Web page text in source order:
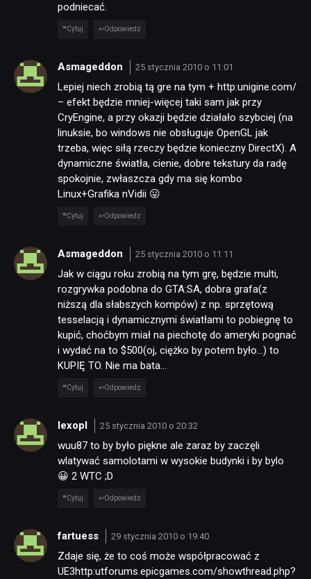
NEWSY
RECENZJE
PUBLICYSTYKA
KULTURA
TECHNOLOGIE
podniecać.
Cytuj Odpowiedz
Asmageddon 25 stycznia 2010 o 11:01
Lepiej niech zrobią tą gre na tym + http:unigine.com/
– efekt będzie mniej-więcej taki sam jak przy
CryEngine, a przy okazji będzie działało szybciej (na
linuksie, bo windows nie obsługuje OpenGL jak
trzeba, więc siłą rzeczy będzie konieczny DirectX). A
dynamiczne światła, cienie, dobre tekstury da radę
spokojnie, zwłaszcza gdy ma się kombo
Linux+Grafika nVidii 😛
Cytuj Odpowiedz
Asmageddon 25 stycznia 2010 o 11:11
Jak w ciągu roku zrobią na tym grę, będzie multi,
rozgrywka podobna do GTA:SA, dobra grafa(z
niższą dla słabszych kompów) z np. sprzętową
tesselacją i dynamicznymi światłami to pobiegnę to
kupić, choćbym miał na piechotę do ameryki pognać
i wydać na to $500(oj, ciężko by potem było…) to
KUPIĘ TO. Nie ma bata…
Cytuj Odpowiedz
lexopl 25 stycznia 2010 o 20:32
wuu87 to by było piękne ale zaraz by zaczęli
wlatywać samolotami w wysokie budynki i by bylo
😀 2 WTC ;D
Cytuj Odpowiedz
fartuess 29 stycznia 2010 o 19:40
Zdaje się, że to coś może współpracować z
UE3http:utforums.epicgames.com/showthread.php?